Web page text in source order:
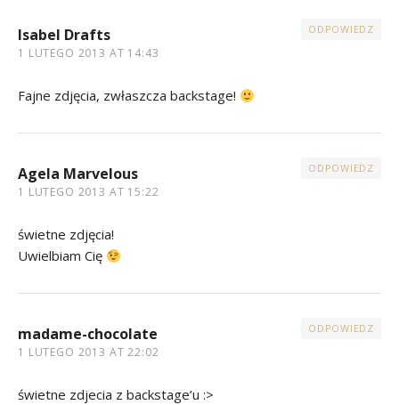
Isabel Drafts
1 LUTEGO 2013 AT 14:43
ODPOWIEDZ
Fajne zdjęcia, zwłaszcza backstage!
Agela Marvelous
1 LUTEGO 2013 AT 15:22
ODPOWIEDZ
świetne zdjęcia!
Uwielbiam Cię
madame-chocolate
1 LUTEGO 2013 AT 22:02
ODPOWIEDZ
świetne zdjecia z backstage’u :>